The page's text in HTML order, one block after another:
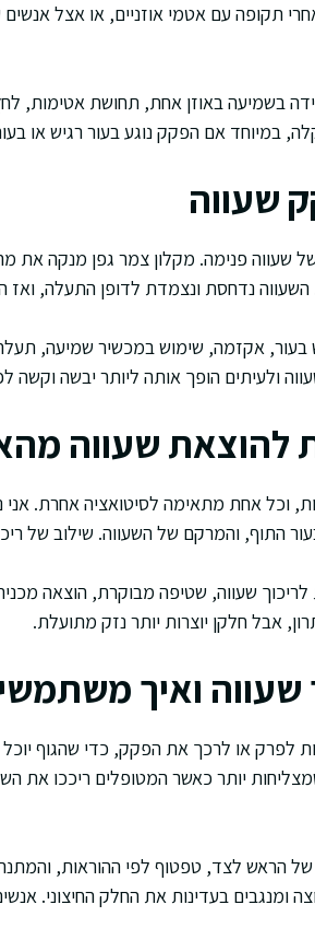
תקופה עם אטמי אוזניים, או אצל
ירידה בשמיעה באוזן אחת, תחושת אטימות,
במיוחד אם הפקק נוגע בעור רגיש או
שעווה
שעווה פנימה. מקלון צמר גפן מנקה
השעווה נדחסת ונצמדת לדופן התעלה,
בעור, אקזמה, שימוש במכשיר שמיעה,
ולעיתים הופך אותה ליותר יבשה וקשה
להוצאת שעווה
וכל אחת מתאימה לסיטואציה אחרת.
התוף, והמרקם של השעווה. שילוב של
לריכוך שעווה, שטיפה מבוקרת, הוצאה
אבל חלקן יוצרות יותר נזק מתועלת.
שעווה ואיך
לפרק או לרכך את הפקק, כדי שהגוף
יותר כאשר המטופלים ריככו את
של הראש לצד, טפטוף לפי ההוראות,
ומנגבים בעדינות את החלק החיצוני.